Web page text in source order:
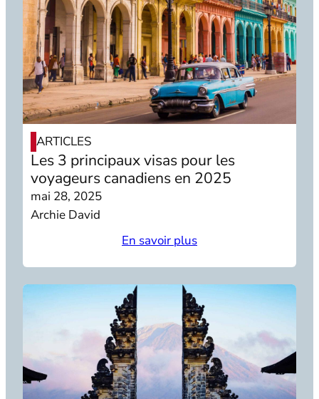
ARTICLES
Les 3 principaux visas pour les
voyageurs canadiens en 2025
mai 28, 2025
Archie David
En savoir plus